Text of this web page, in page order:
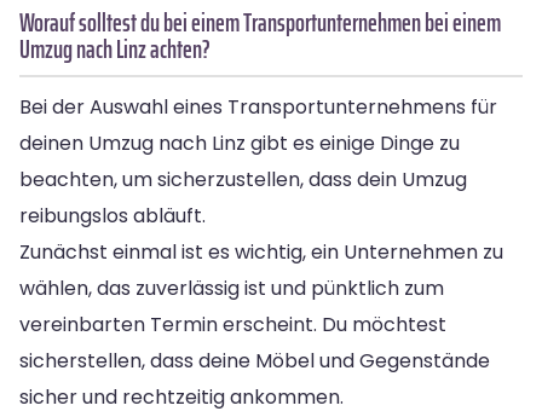
Worauf solltest du bei einem Transportunternehmen bei einem
Umzug nach Linz achten?
Bei der Auswahl eines Transportunternehmens für
deinen Umzug nach Linz gibt es einige Dinge zu
beachten, um sicherzustellen, dass dein Umzug
reibungslos abläuft.
Zunächst einmal ist es wichtig, ein Unternehmen zu
wählen, das zuverlässig ist und pünktlich zum
vereinbarten Termin erscheint. Du möchtest
sicherstellen, dass deine Möbel und Gegenstände
sicher und rechtzeitig ankommen.